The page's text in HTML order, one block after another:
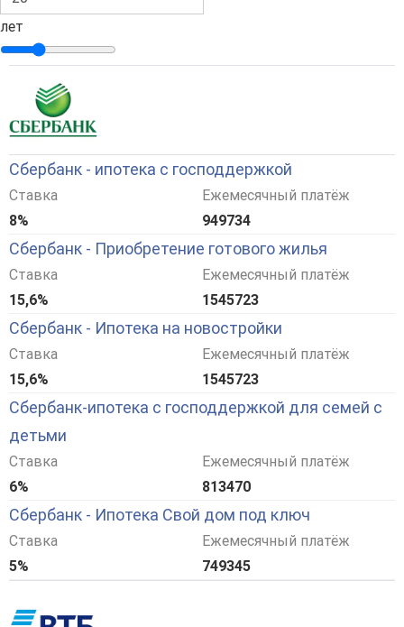
лет
Сбербанк - ипотека с господдержкой
Ставка
8%
Ежемесячный платёж
949734
Сбербанк - Приобретение готового жилья
Ставка
15,6%
Ежемесячный платёж
1545723
Сбербанк - Ипотека на новостройки
Ставка
15,6%
Ежемесячный платёж
1545723
Сбербанк-ипотека с господдержкой для семей с
детьми
Ставка
6%
Ежемесячный платёж
813470
Сбербанк - Ипотека Свой дом под ключ
Ставка
5%
Ежемесячный платёж
749345